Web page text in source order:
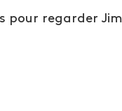
pour regarder